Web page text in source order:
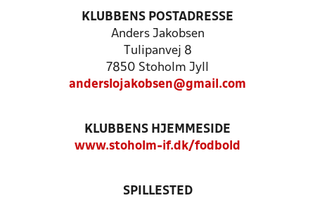
KLUBBENS POSTADRESSE
Anders Jakobsen
Tulipanvej 8
7850 Stoholm Jyll
anderslojakobsen@gmail.com
KLUBBENS HJEMMESIDE
www.stoholm-if.dk/fodbold
SPILLESTED